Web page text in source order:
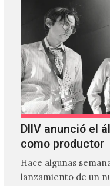
DIIV anunció el
como productor
Hace algunas
lanzamiento de un